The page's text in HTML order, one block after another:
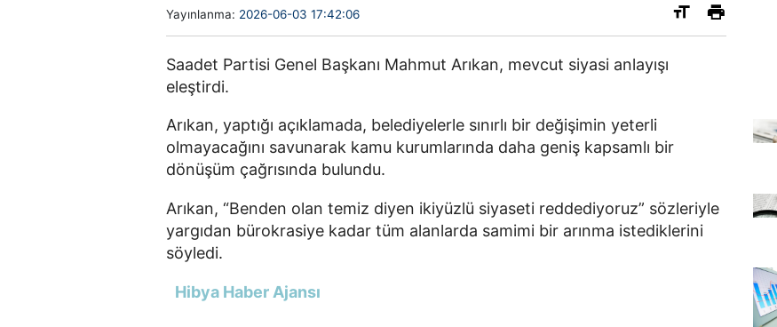
Yayınlanma: 2026-06-03 17:42:06
Saadet Partisi Genel Başkanı Mahmut Arıkan, mevcut siyasi anlayışı
eleştirdi.
Arıkan, yaptığı açıklamada, belediyelerle sınırlı bir değişimin yeterli
olmayacağını savunarak kamu kurumlarında daha geniş kapsamlı bir
dönüşüm çağrısında bulundu.
Arıkan, “Benden olan temiz diyen ikiyüzlü siyaseti reddediyoruz” sözleriyle
yargıdan bürokrasiye kadar tüm alanlarda samimi bir arınma istediklerini
söyledi.
Hibya Haber Ajansı